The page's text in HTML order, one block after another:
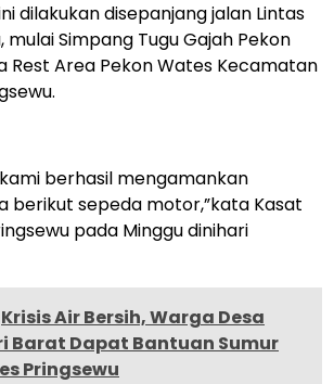
dilakukan disepanjang jalan Lintas
Simpang Tugu Gajah Pekon
Rest Area Pekon Wates Kecamatan
berhasil mengamankan
berikut sepeda motor,”kata Kasat
pada Minggu dinihari
Krisis Air Bersih, Warga Desa
Barat Dapat Bantuan Sumur
Pringsewu